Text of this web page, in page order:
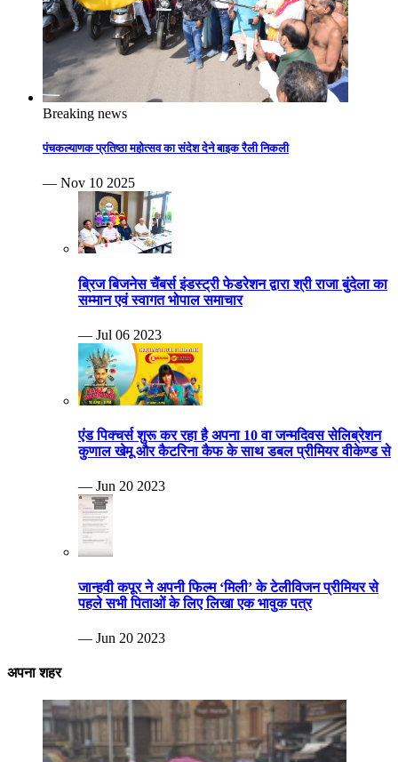
Breaking news
पंचकल्याणक प्रतिष्ठा महोत्सव का संदेश देने बाइक रैली निकली
— Nov 10 2025
ब्रिज बिजनेस चैंबर्स इंडस्ट्री फेडरेशन द्वारा श्री राजा बुंदेला का
सम्मान एवं स्वागत भोपाल समाचार
— Jul 06 2023
एंड पिक्चर्स शुरू कर रहा है अपना 10 वा जन्मदिवस सेलिब्रेशन
कुणाल खेमू और कैटरिना कैफ के साथ डबल प्रीमियर वीकेण्ड से
— Jun 20 2023
जान्हवी कपूर ने अपनी फिल्म ‘मिली’ के टेलीविजन प्रीमियर से
पहले सभी पिताओं के लिए लिखा एक भावुक पत्र
— Jun 20 2023
अपना शहर